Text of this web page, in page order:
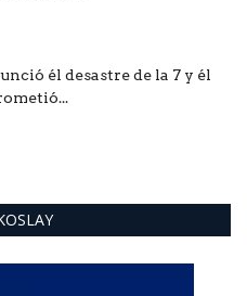
él desastre de la 7 y él